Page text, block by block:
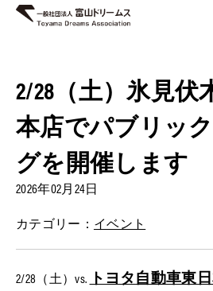
2/28（土）氷見伏
本店でパブリッ
グを開催します
2026年02月24日
カテゴリー： イベント
2/28（土）vs. トヨタ自動車東